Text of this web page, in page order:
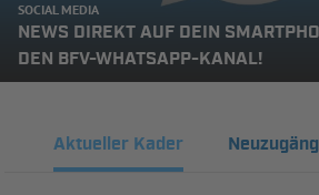
SOCIAL MEDIA
NEWS DIREKT AUF DEIN
DEN BFV-WHATSAPP-KANAL!
Aktueller Kader